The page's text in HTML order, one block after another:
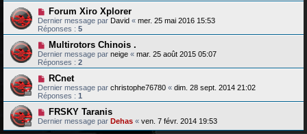
Forum Xiro Xplorer
Dernier message par David « mer. 25 mai 2016 15:53
Réponses : 5
Multirotors Chinois .
Dernier message par neige « mar. 25 août 2015 05:07
Réponses : 2
RCnet
Dernier message par christophe76780 « dim. 28 sept. 2014 21:02
Réponses : 1
FRSKY Taranis
Dernier message par Dehas « ven. 7 févr. 2014 19:53